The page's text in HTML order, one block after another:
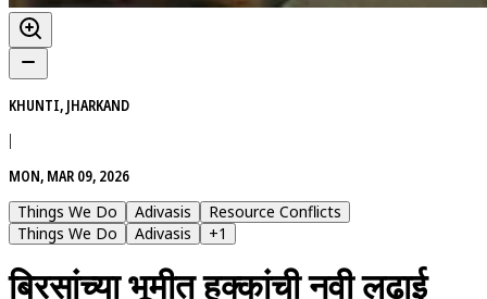
KHUNTI, JHARKAND
|
MON, MAR 09, 2026
Things We Do
Adivasis
Resource Conflicts
Things We Do
Adivasis +1
बिरसांच्या भूमीत हक्कांची नवी लढाई